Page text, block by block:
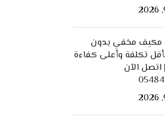
مكيف مخفي بدون
تكلفة وأعلى كفاءة
اتصل الآن